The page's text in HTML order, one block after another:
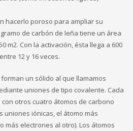
hacerlo poroso para ampliar su
de carbón de leña tiene un área
m2. Con la activación, ésta llega a 600
12 y 16 veces.
un sólido al que llamamos
uniones de tipo covalente. Cada
otros cuatro átomos de carbono
uniones iónicas, el átomo más
más electrones al otro). Los átomos